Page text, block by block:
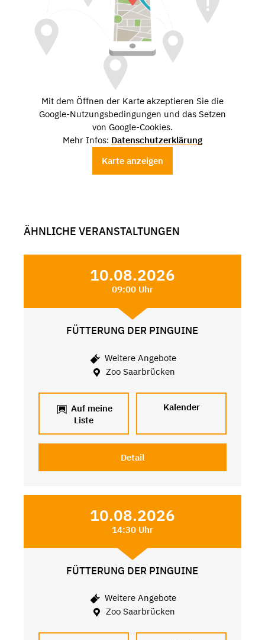
Mit dem Öffnen der Karte akzeptieren Sie die
Google-Nutzungsbedingungen und das Setzen
von Google-Cookies.
Mehr Infos: Datenschutzerklärung
Karte anzeigen
ÄHNLICHE VERANSTALTUNGEN
10.08.2026
09:00 Uhr
FÜTTERUNG DER PINGUINE
Weitere Angebote
Zoo Saarbrücken
Auf meine
Liste
Kalender
Detail
10.08.2026
14:30 Uhr
FÜTTERUNG DER PINGUINE
Weitere Angebote
Zoo Saarbrücken